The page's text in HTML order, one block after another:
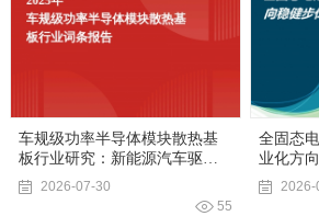
车规级功率半导体模块散热基
板行业研究：新能源汽车驱动
下的市场扩张之路_头豹词条报
告系列
2026-07-30
55
全固态
业化方
2026-